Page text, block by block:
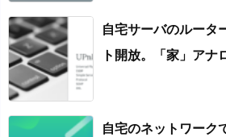
自宅サーバのルータ
ト開放。「家」アナ
自宅のネットワーク